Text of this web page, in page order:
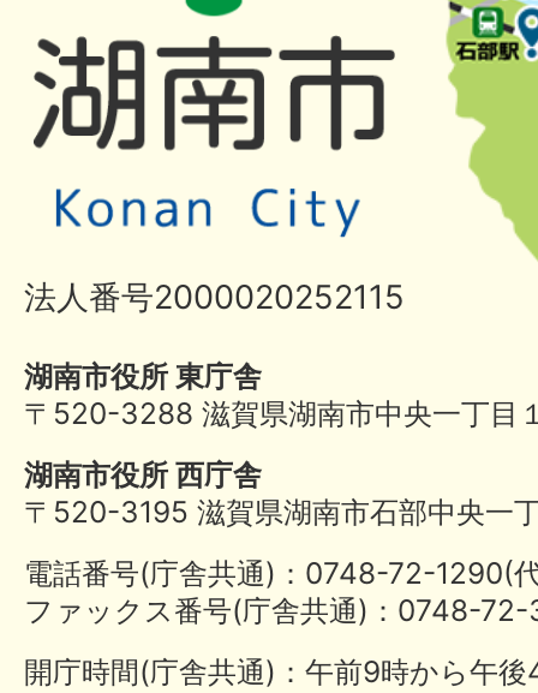
法人番号2000020252115
湖南市役所 東庁舎
〒520-3288 滋賀県湖南市中央一丁目
湖南市役所 西庁舎
〒520-3195 滋賀県湖南市石部中央一
電話番号(庁舎共通)：0748-72-
ファックス番号(庁舎共通)：0748-
開庁時間(庁舎共通)：午前9時から午